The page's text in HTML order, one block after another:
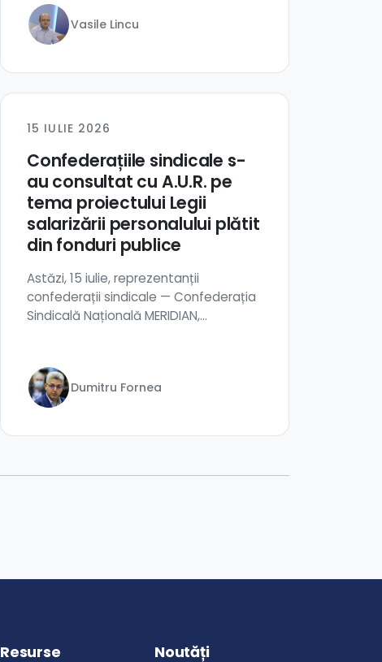
Vasile Lincu
15 IULIE 2026
Confederațiile sindicale s-
au consultat cu A.U.R. pe
tema proiectului Legii
salarizării personalului plătit
din fonduri publice
Astăzi, 15 iulie, reprezentanții
confederații sindicale — Confederația
Sindicală Națională MERIDIAN,
Dumitru Fornea
Resurse Noutăți